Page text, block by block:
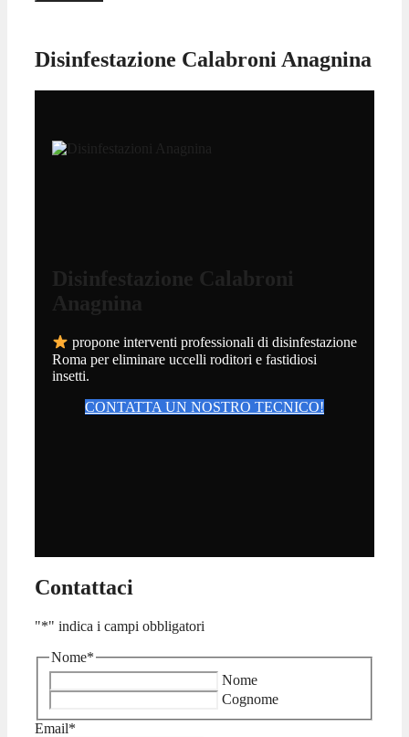
Disinfestazione Calabroni Anagnina
Disinfestazione Calabroni
Anagnina
propone interventi professionali di disinfestazione
Roma per eliminare uccelli roditori e fastidiosi
insetti.
CONTATTA UN NOSTRO TECNICO!
Contattaci
"*" indica i campi obbligatori
Nome*
Nome
Cognome
Email*